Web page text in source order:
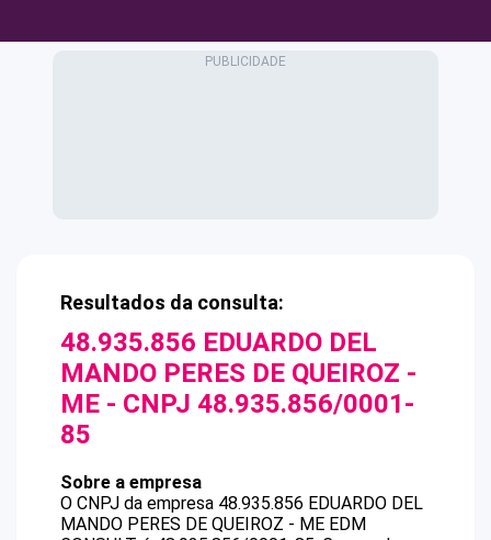
Resultados da consulta:
48.935.856 EDUARDO DEL
MANDO PERES DE QUEIROZ -
ME - CNPJ 48.935.856/0001-
85
Sobre a empresa
O CNPJ da empresa 48.935.856 EDUARDO DEL
MANDO PERES DE QUEIROZ - ME EDM